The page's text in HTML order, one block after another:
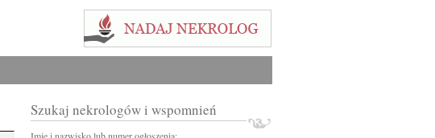
Szukaj nekrologów i wspomnień